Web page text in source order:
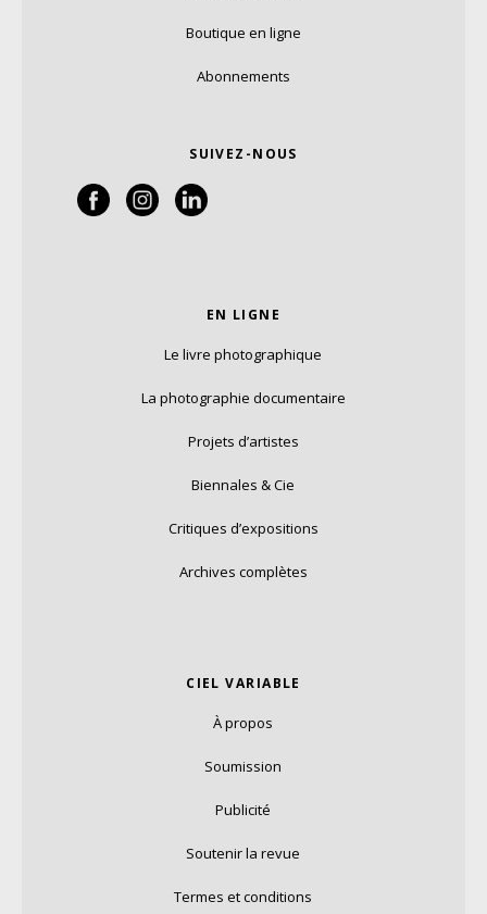
Boutique en ligne
Abonnements
SUIVEZ-NOUS
EN LIGNE
Le livre photographique
La photographie documentaire
Projets d’artistes
Biennales & Cie
Critiques d’expositions
Archives complètes
CIEL VARIABLE
À propos
Soumission
Publicité
Soutenir la revue
Termes et conditions